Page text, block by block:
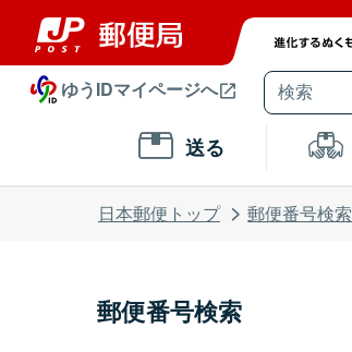
ゆうIDマイページへ
送る
日本郵便トップ 郵便番号検索
郵便番号検索